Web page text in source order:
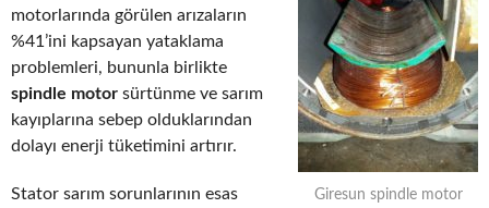
Giresun spindle motor
motorlarında görülen arızaların
%41’ini kapsayan yataklama
problemleri, bununla birlikte
spindle motor sürtünme ve sarım
kayıplarına sebep olduklarından
dolayı enerji tüketimini artırır.
Stator sarım sorunlarının esas